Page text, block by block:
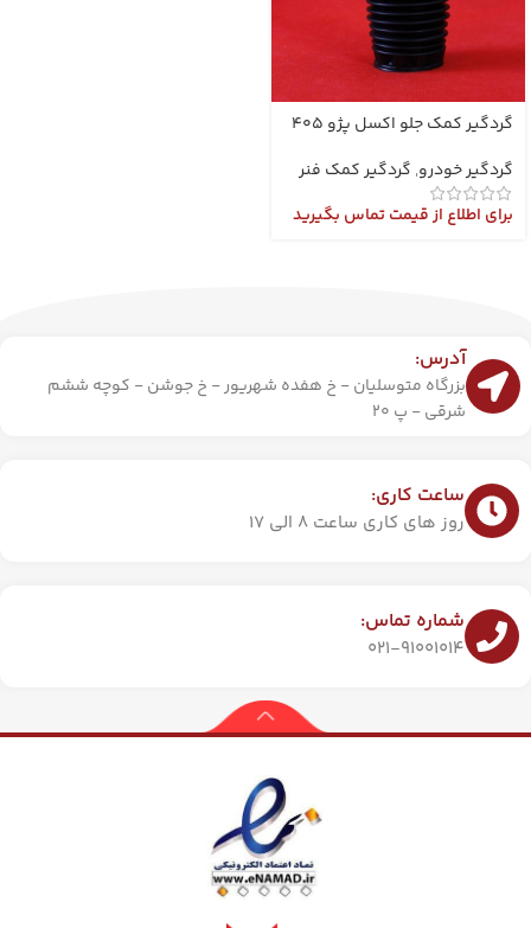
گردگیر کمک جلو اکسل پژو 405
گردگیر خودرو, گردگیر کمک فنر
برای اطلاع از قیمت تماس بگیرید
آدرس:
بزرگاه متوسلیان - خ هفده شهریور - خ جوشن - کوچه ششم
شرقی - پ 20
ساعت کاری:
روز های کاری ساعت 8 الی 17
شماره تماس:
021-91001014